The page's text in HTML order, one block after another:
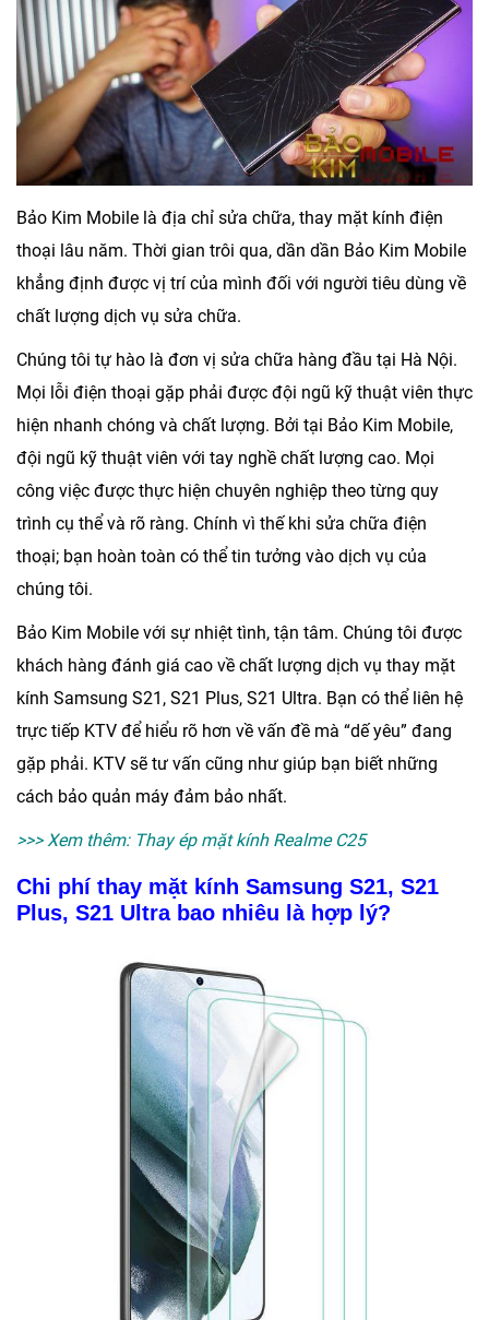
Bảo Kim Mobile là địa chỉ sửa chữa, thay mặt kính điện
thoại lâu năm. Thời gian trôi qua, dần dần Bảo Kim Mobile
khẳng định được vị trí của mình đối với người tiêu dùng về
chất lượng dịch vụ sửa chữa.
Chúng tôi tự hào là đơn vị sửa chữa hàng đầu tại Hà Nội.
Mọi lỗi điện thoại gặp phải được đội ngũ kỹ thuật viên thực
hiện nhanh chóng và chất lượng. Bởi tại Bảo Kim Mobile,
đội ngũ kỹ thuật viên với tay nghề chất lượng cao. Mọi
công việc được thực hiện chuyên nghiệp theo từng quy
trình cụ thể và rõ ràng. Chính vì thế khi sửa chữa điện
thoại; bạn hoàn toàn có thể tin tưởng vào dịch vụ của
chúng tôi.
Bảo Kim Mobile với sự nhiệt tình, tận tâm. Chúng tôi được
khách hàng đánh giá cao về chất lượng dịch vụ thay mặt
kính Samsung S21, S21 Plus, S21 Ultra. Bạn có thể liên hệ
trực tiếp KTV để hiểu rõ hơn về vấn đề mà “dế yêu” đang
gặp phải. KTV sẽ tư vấn cũng như giúp bạn biết những
cách bảo quản máy đảm bảo nhất.
>>> Xem thêm: Thay ép mặt kính Realme C25
Chi phí thay mặt kính Samsung S21, S21
Plus, S21 Ultra bao nhiêu là hợp lý?